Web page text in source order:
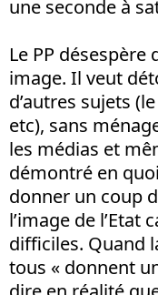
une seconde à
Le PP
image. Il veut
d’autres sujets
etc), sans
les médias et
démontré en
donner un coup
l’image de
difficiles. Quand
tous « donnent